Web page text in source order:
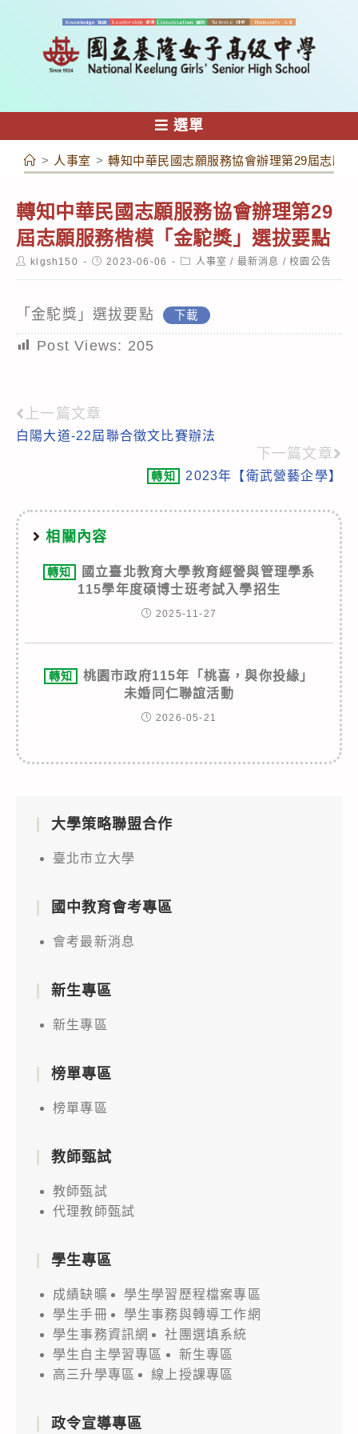
容
選單
> 人事室 > 轉知中華民國志願服務協會辦理第29屆志願
轉知中華民國志願服務協會辦理第29
屆志願服務楷模「金駝獎」選拔要點
Postklgsh150
Post2023-06-06
Post人事室 / 最新消息 / 校園公告
「金駝獎」選拔要點 下載
Post Views: 205
Read
more
上一篇文章
白陽大道-22屆聯合徵文比賽辦法
下一篇文章
轉知 2023年【衛武營藝企學】
相關內容
轉知
國立臺北教育大學教育經營與管理學系
115學年度碩博士班考試入學招生
2025-11-27
轉知
桃園市政府115年「桃喜，與你投緣」
未婚同仁聯誼活動
2026-05-21
大學策略聯盟合作
臺北市立大學
國中教育會考專區
會考最新消息
新生專區
新生專區
榜單專區
榜單專區
教師甄試
教師甄試
代理教師甄試
學生專區
成績缺曠
學生學習歷程檔案專區
學生手冊
學生事務與轉導工作網
學生事務資訊網
社團選填系統
學生自主學習專區
新生專區
高三升學專區
線上授課專區
政令宣導專區